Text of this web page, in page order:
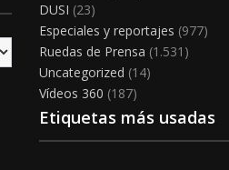
DUSI (23)
Especiales y reportajes (977)
Ruedas de Prensa (1.531)
Uncategorized (14)
Vídeos 360 (187)
Etiquetas más usadas